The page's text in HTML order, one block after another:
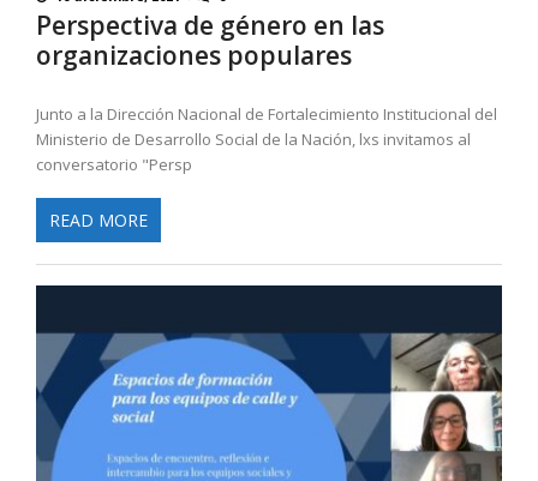
Perspectiva de género en las
organizaciones populares
Junto a la Dirección Nacional de Fortalecimiento Institucional del
Ministerio de Desarrollo Social de la Nación, lxs invitamos al
conversatorio "Persp
READ MORE